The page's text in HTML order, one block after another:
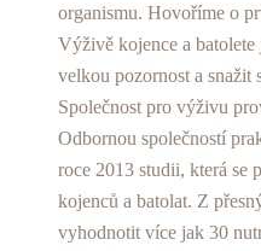
organismu. Hovoříme o
Výživě kojence a
velkou pozornost a snažit
Společnost pro výživu
Odbornou společností
roce 2013 studii, která se
kojenců a batolat. Z
vyhodnotit více jak 30